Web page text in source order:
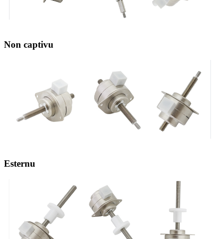
Non captivu
Esternu